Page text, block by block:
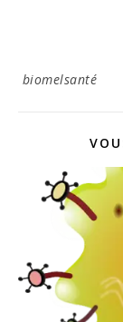
biomelsanté